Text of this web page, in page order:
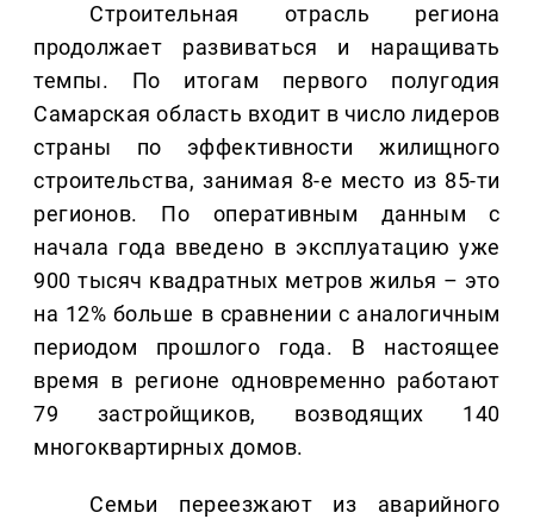
Строительная отрасль региона
продолжает развиваться и наращивать
темпы. По итогам первого полугодия
Самарская область входит в число лидеров
страны по эффективности жилищного
строительства, занимая 8-е место из 85-ти
регионов. По оперативным данным с
начала года введено в эксплуатацию уже
900 тысяч квадратных метров жилья – это
на 12% больше в сравнении с аналогичным
периодом прошлого года. В настоящее
время в регионе одновременно работают
79 застройщиков, возводящих 140
многоквартирных домов.
Семьи переезжают из аварийного